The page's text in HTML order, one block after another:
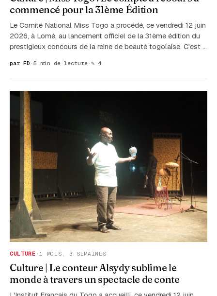
commencé pour la 31ème Édition
Le Comité National Miss Togo a procédé, ce vendredi 12 juin
2026, à Lomé, au lancement officiel de la 31ème édition du
prestigieux concours de la reine de beauté togolaise. C'est …
par FD · 5 min de lecture · ✎ 4
CULTURE ·1 MOIS, 3 SEMAINES
Culture | Le conteur Alsydy sublime le
monde à travers un spectacle de conte